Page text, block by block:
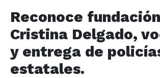
Reconoce fundación
Cristina Delgado,
y entrega de
estatales.